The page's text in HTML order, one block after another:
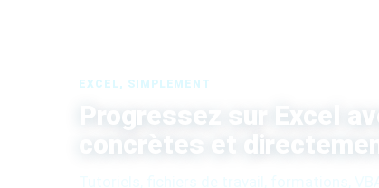
EXCEL, SIMPLEMENT
Progressez sur Excel
concrètes et